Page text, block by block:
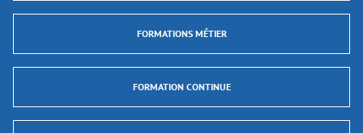
FORMATIONS MÉTIER
FORMATION CONTINUE